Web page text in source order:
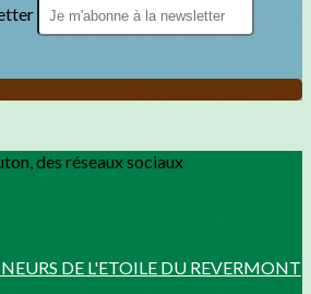
des réseaux sociaux